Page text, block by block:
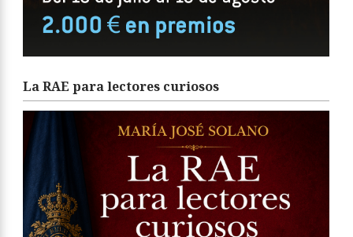
La RAE para lectores curiosos